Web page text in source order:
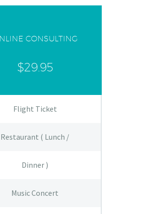
CONSULTING
$29.95
Flight Ticket
Restaurant ( Lunch /
Dinner )
Music Concert